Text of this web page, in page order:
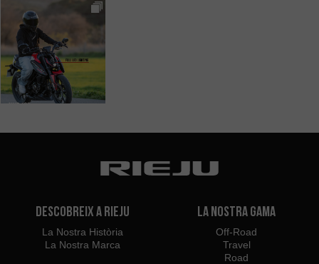
Descobreix a Rieju
La Nostra Història
La Nostra Marca
La Nostra Gama
Off-Road
Travel
Road